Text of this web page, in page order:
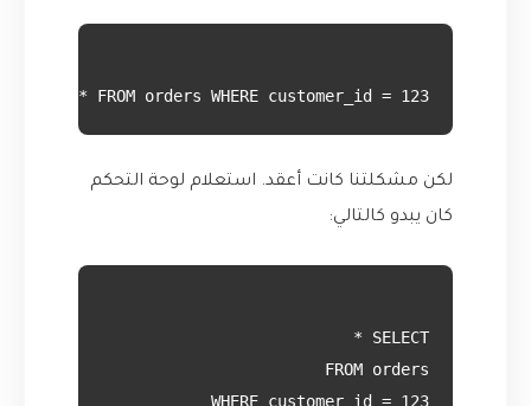
SELECT * FROM orders WHERE customer_id = 123; -- هذا الاستعلام سيكون سريعًا جدًا
لكن مشكلتنا كانت أعقد. استعلام لوحة التحكم
كان يبدو كالتالي: